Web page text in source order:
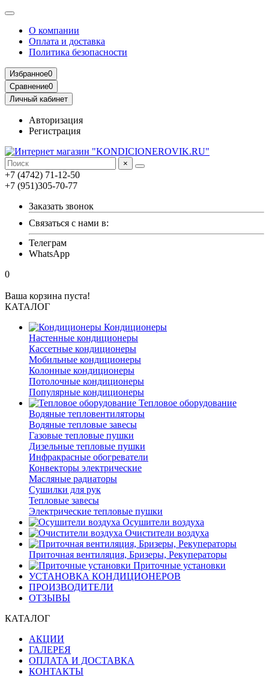
О компании
Оплата и доставка
Политика безопасности
Избранное0
Сравнение0
Личный кабинет
Авторизация
Регистрация
×
+7 (4742) 71-12-50
+7 (951)305-70-77
Заказать звонок
Связаться с нами в:
Телеграм
WhatsApp
0
Ваша корзина пуста!
КАТАЛОГ
Кондиционеры
Настенные кондиционеры
Кассетные кондиционеры
Мобильные кондиционеры
Колонные кондиционеры
Потолочные кондиционеры
Популярные кондиционеры
Тепловое оборудование
Водяные тепловентиляторы
Водяные тепловые завесы
Газовые тепловые пушки
Дизельные тепловые пушки
Инфракрасные обогреватели
Конвекторы электрические
Масляные радиаторы
Сушилки для рук
Тепловые завесы
Электрические тепловые пушки
Осушители воздуха
Очистители воздуха
Приточная вентиляция, Бризеры, Рекуператоры
Приточные установки
УСТАНОВКА КОНДИЦИОНЕРОВ
ПРОИЗВОДИТЕЛИ
ОТЗЫВЫ
КАТАЛОГ
АКЦИИ
ГАЛЕРЕЯ
ОПЛАТА И ДОСТАВКА
КОНТАКТЫ